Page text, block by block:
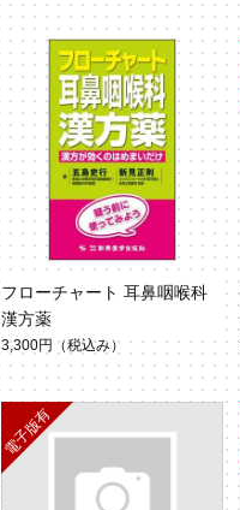
フローチャート 耳鼻咽喉科
漢方薬
3,300円 （税込み）